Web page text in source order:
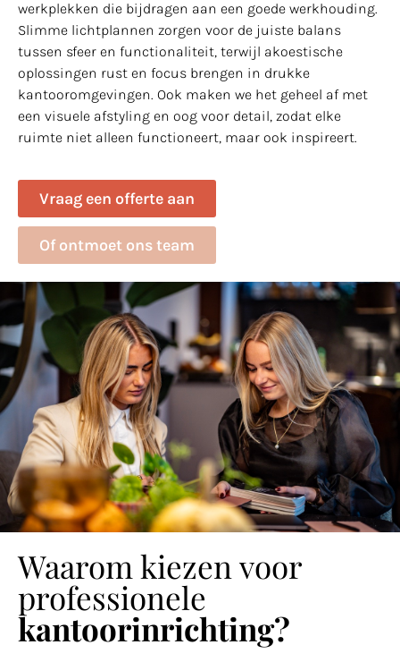
werkplekken die bijdragen aan een goede werkhouding.
Slimme lichtplannen zorgen voor de juiste balans
tussen sfeer en functionaliteit, terwijl akoestische
oplossingen rust en focus brengen in drukke
kantooromgevingen. Ook maken we het geheel af met
een visuele afstyling en oog voor detail, zodat elke
ruimte niet alleen functioneert, maar ook inspireert.
Vraag een offerte aan
Of ontmoet ons team
Waarom kiezen voor
professionele
kantoorinrichting?